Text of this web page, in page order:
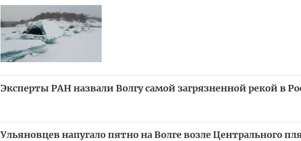
Эксперты РАН назвали Волгу самой загрязненной рекой в
Ульяновцев напугало пятно на Волге возле Центрального